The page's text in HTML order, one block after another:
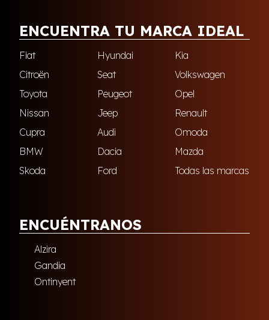
ENCUENTRA TU MARCA IDEAL
Fiat Hyundai
Kia
Citroën
Seat
Volkswagen
Toyota
Peugeot
Opel
Nissan
Jeep
Renault
Cupra
Audi
Omoda
BMW
Dacia
Mazda
Skoda
Ford Todas las marcas
ENCUÉNTRANOS
Alzira
Gandia
Ontinyent